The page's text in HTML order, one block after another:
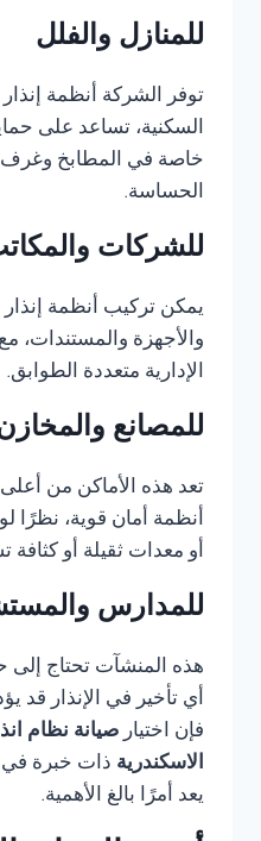
للمنازل والفلل
توفر الشركة أنظمة
السكنية، تساعد على
خاصة في المطابخ وغرف
الحساسة.
للشركات
يمكن تركيب أنظمة إنذار
والأجهزة والمستندات،
الإدارية متعددة الطوابق.
للمصانع
تعد هذه الأماكن من أعلى
أنظمة أمان قوية، نظرًا
أو معدات ثقيلة أو كثافة
للمدارس
هذه المنشآت تحتاج إلى
أي تأخير في الإنذار قد
فإن اختيار
الاسكندرية ذات خبرة في
يعد أمرًا بالغ الأهمية.